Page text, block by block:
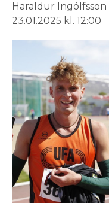
Haraldur Ingólfsson
23.01.2025 kl. 12:00